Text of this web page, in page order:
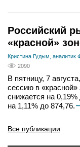
Российский
«красной»
Кристина Гудым, аналитик
2090
В пятницу, 7
сессию в
снижается на
на 1,11% до 874,76.
Все публикации